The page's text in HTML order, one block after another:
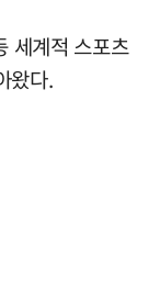
세계적 스포츠
왔다.